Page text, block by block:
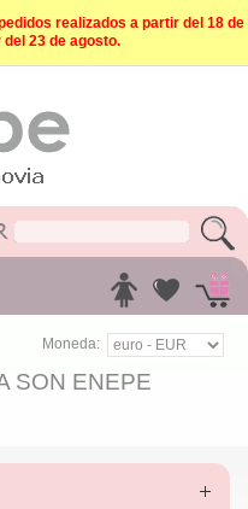
realizados a partir del 18 de
23 de agosto.
Moneda:
SON ENEPE